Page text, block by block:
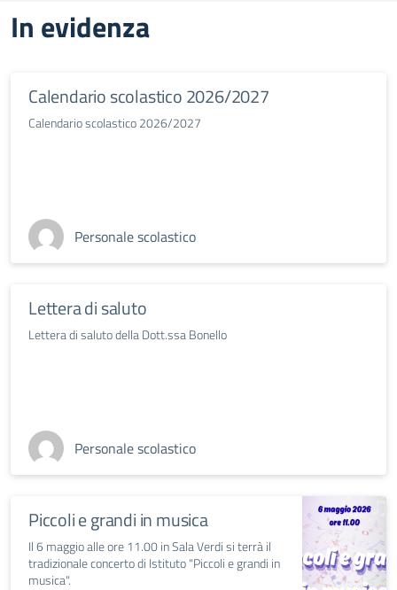
In evidenza
Calendario scolastico 2026/2027
Calendario scolastico 2026/2027
Personale scolastico
Lettera di saluto
Lettera di saluto della Dott.ssa Bonello
Personale scolastico
Piccoli e grandi in musica
Il 6 maggio alle ore 11.00 in Sala Verdi si terrà il
tradizionale concerto di Istituto "Piccoli e grandi in
musica".